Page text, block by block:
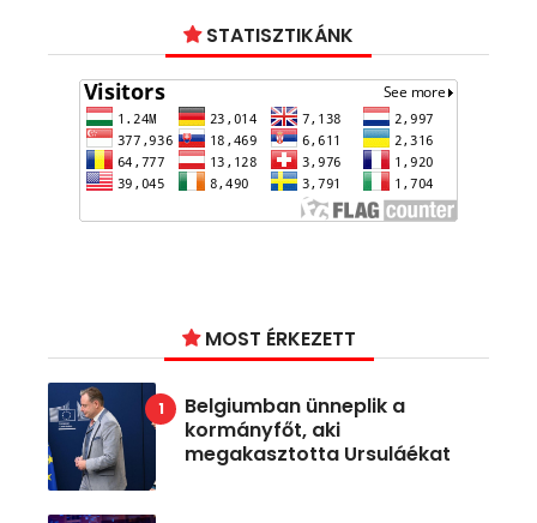
STATISZTIKÁNK
MOST ÉRKEZETT
Belgiumban ünneplik a
kormányfőt, aki
megakasztotta Ursuláékat